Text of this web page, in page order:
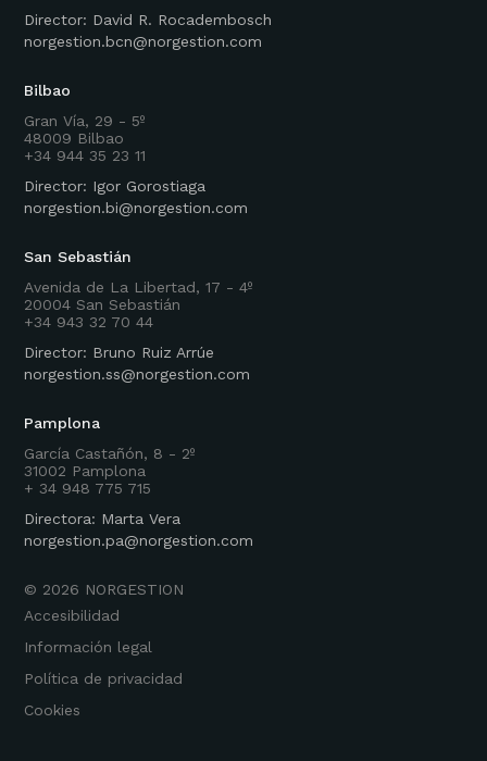
Director: David R. Rocadembosch
norgestion.bcn@norgestion.com
Bilbao
Gran Vía, 29 - 5º
48009 Bilbao
+34 944 35 23 11
Director: Igor Gorostiaga
norgestion.bi@norgestion.com
San Sebastián
Avenida de La Libertad, 17 - 4º
20004 San Sebastián
+34 943 32 70 44
Director: Bruno Ruiz Arrúe
norgestion.ss@norgestion.com
Pamplona
García Castañón, 8 - 2º
31002 Pamplona
+ 34 948 775 715
Directora: Marta Vera
norgestion.pa@norgestion.com
Accesibilidad
Información legal
Política de privacidad
Cookies
© 2026 NORGESTION